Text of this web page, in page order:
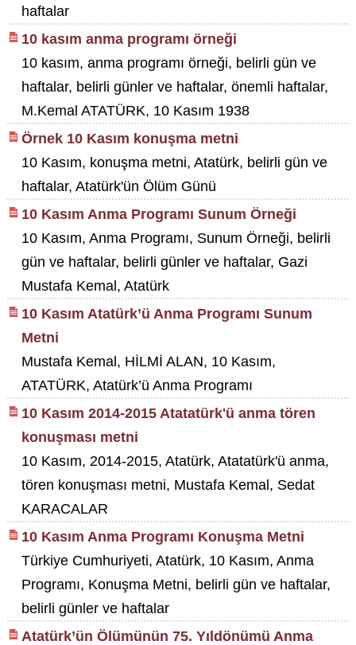
haftalar
10 kasım anma programı örneği
10 kasım, anma programı örneği, belirli gün ve
haftalar, belirli günler ve haftalar, önemli haftalar,
M.Kemal ATATÜRK, 10 Kasım 1938
Örnek 10 Kasım konuşma metni
10 Kasım, konuşma metni, Atatürk, belirli gün ve
haftalar, Atatürk'ün Ölüm Günü
10 Kasım Anma Programı Sunum Örneği
10 Kasım, Anma Programı, Sunum Örneği, belirli
gün ve haftalar, belirli günler ve haftalar, Gazi
Mustafa Kemal, Atatürk
10 Kasım Atatürk’ü Anma Programı Sunum
Metni
Mustafa Kemal, HİLMİ ALAN, 10 Kasım,
ATATÜRK, Atatürk’ü Anma Programı
10 Kasım 2014-2015 Atatatürk'ü anma tören
konuşması metni
10 Kasım, 2014-2015, Atatürk, Atatatürk'ü anma,
tören konuşması metni, Mustafa Kemal, Sedat
KARACALAR
10 Kasım Anma Programı Konuşma Metni
Türkiye Cumhuriyeti, Atatürk, 10 Kasım, Anma
Programı, Konuşma Metni, belirli gün ve haftalar,
belirli günler ve haftalar
Atatürk’ün Ölümünün 75. Yıldönümü Anma